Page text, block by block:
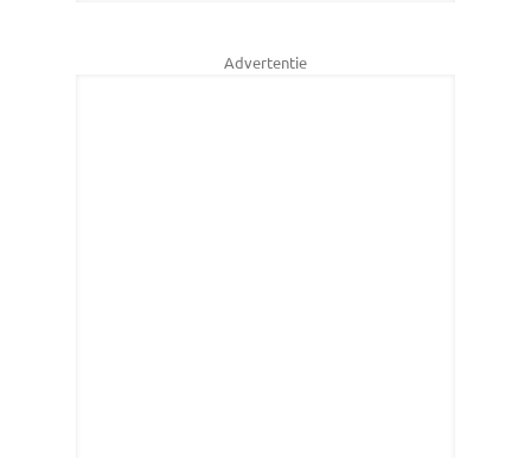
Advertentie